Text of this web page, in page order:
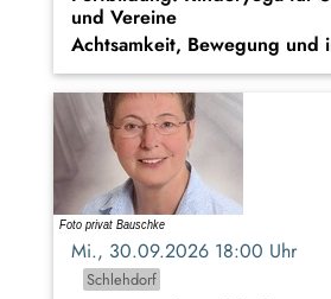
und Vereine
Achtsamkeit, Bewegung und
Mi., 30.09.2026 18:00 Uhr
Schlehdorf